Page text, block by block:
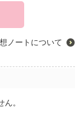
ノートについて
。